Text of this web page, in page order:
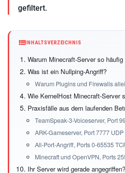
gefiltert.
INHALTSVERZEICHNIS
Warum Minecraft-Server so
Was ist ein Nullping-Angriff?
Warum Plugins und Firewalls
Wie KernelHost Minecraft-Server
Praxisfälle aus dem laufenden
TeamSpeak-3-Voiceserver, Port
ARK-Gameserver, Port 7777 UDP
All-Port-Angriff, Ports 0-65535
Minecraft und OpenVPN, Ports
Ihr Server wird gerade angegriffen?